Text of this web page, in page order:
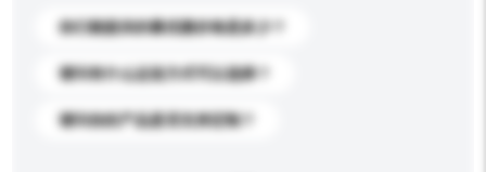
你们能提供的最优惠价格是多少？
请问有什么运送方式可以选择？
请问你的产品是否支持定制？